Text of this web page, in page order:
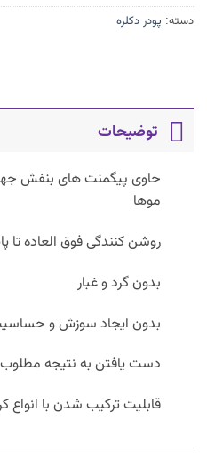
دسته: پودر دکلره
توضیحات
حاوی پیگمنت های بنفش جهت
موها
روشن کنندگی فوق العاده تا
بدون گرد و غبار
بدون ایجاد سوزش و
دست یافتن به نتیجه مطلوب
قابلیت ترکیب شدن با انواع